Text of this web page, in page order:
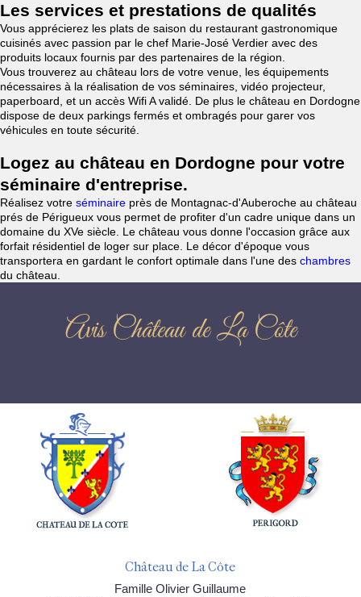
Les services et prestations de qualités
Vous apprécierez les plats de saison du restaurant gastronomique
cuisinés avec passion par le chef Marie-José Verdier avec des
produits locaux fournis par des partenaires de la région.
Vous trouverez au château lors de votre venue, les équipements
nécessaires à la réalisation de vos séminaires, vidéo projecteur,
paperboard, et un accès Wifi A validé. De plus le château en Dordogne
dispose de deux parkings fermés et ombragés pour garer vos
véhicules en toute sécurité.
Logez au château en Dordogne pour votre
séminaire d'entreprise.
Réalisez votre séminaire près de Montagnac-d'Auberoche au château
prés de Périgueux vous permet de profiter d'un cadre unique dans un
domaine du XVe siècle. Le château vous donne l'occasion grâce aux
forfait résidentiel de loger sur place. Le décor d'époque vous
transportera en gardant le confort optimale dans l'une des chambres
du château.
Avis Château de La Côte
Château de La Côte
Famille Olivier Guillaume